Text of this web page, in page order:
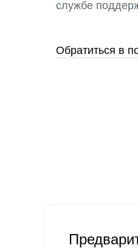
службе
Обратиться в